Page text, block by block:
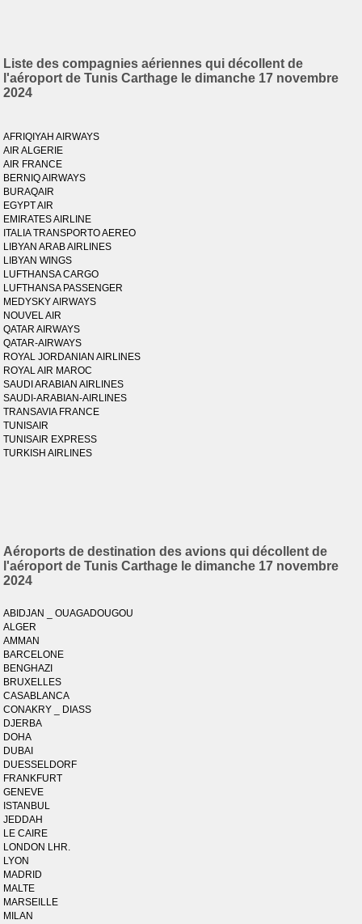
Liste des compagnies aériennes qui décollent de
l'aéroport de Tunis Carthage le dimanche 17 novembre
2024
AFRIQIYAH AIRWAYS
AIR ALGERIE
AIR FRANCE
BERNIQ AIRWAYS
BURAQAIR
EGYPT AIR
EMIRATES AIRLINE
ITALIA TRANSPORTO AEREO
LIBYAN ARAB AIRLINES
LIBYAN WINGS
LUFTHANSA CARGO
LUFTHANSA PASSENGER
MEDYSKY AIRWAYS
NOUVEL AIR
QATAR AIRWAYS
QATAR-AIRWAYS
ROYAL JORDANIAN AIRLINES
ROYAL AIR MAROC
SAUDI ARABIAN AIRLINES
SAUDI-ARABIAN-AIRLINES
TRANSAVIA FRANCE
TUNISAIR
TUNISAIR EXPRESS
TURKISH AIRLINES
Aéroports de destination des avions qui décollent de
l'aéroport de Tunis Carthage le dimanche 17 novembre
2024
ABIDJAN _ OUAGADOUGOU
ALGER
AMMAN
BARCELONE
BENGHAZI
BRUXELLES
CASABLANCA
CONAKRY _ DIASS
DJERBA
DOHA
DUBAI
DUESSELDORF
FRANKFURT
GENEVE
ISTANBUL
JEDDAH
LE CAIRE
LONDON LHR.
LYON
MADRID
MALTE
MARSEILLE
MILAN